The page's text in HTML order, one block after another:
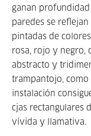
ganan
paredes se
pintadas de
rosa, rojo y negro,
abstracto y
trampantojo, como
instalación
cjas rectangulares
vívida y llamativa.